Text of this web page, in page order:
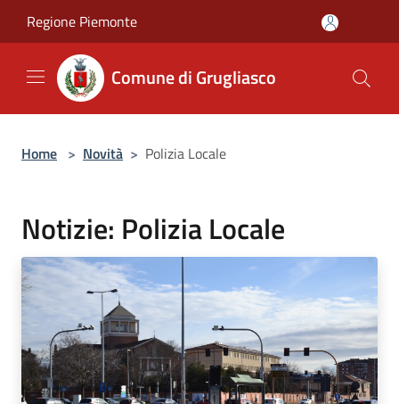
Regione Piemonte
Comune di Grugliasco
Home > Novità > Polizia Locale
Notizie: Polizia Locale